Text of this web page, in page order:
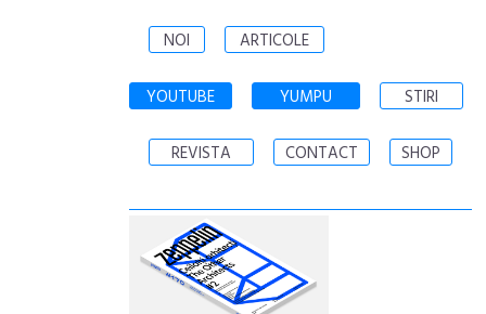
NOI ARTICOLE
YOUTUBE YUMPU STIRI
REVISTA CONTACT SHOP